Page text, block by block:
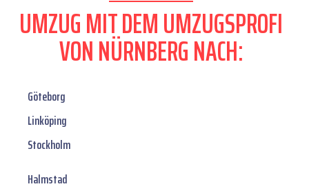
UMZUG MIT DEM UMZUGSPROFI
VON NÜRNBERG NACH:
Göteborg
Linköping
Stockholm
Halmstad